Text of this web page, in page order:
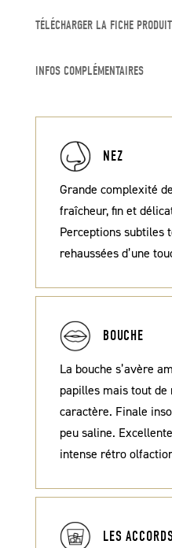
TÉLÉCHARGER LA FICHE PRODUIT
INFOS COMPLÉMENTAIRES
NEZ
Grande complexité
fraîcheur, fin et
Perceptions subtiles
rehaussées d’une
BOUCHE
La bouche s’avère
papilles mais tout
caractère. Finale
peu saline.
intense rétro
LES ACCORDS